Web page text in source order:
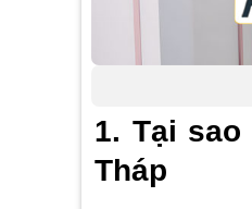
1. Tại
Tháp